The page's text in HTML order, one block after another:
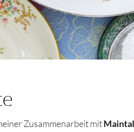
Zusammenarbeit mit